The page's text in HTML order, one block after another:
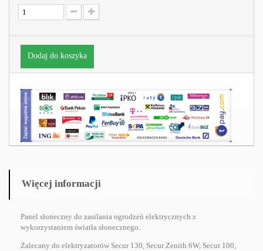
Dodaj do koszyka
Więcej informacji
Panel słoneczny do zasilania ogrodzeń elektrycznych z
wykorzystaniem światła słonecznego.
Zalecany do elektryzatorów Secur 130, Secur Zenith 6W, Secur 100,